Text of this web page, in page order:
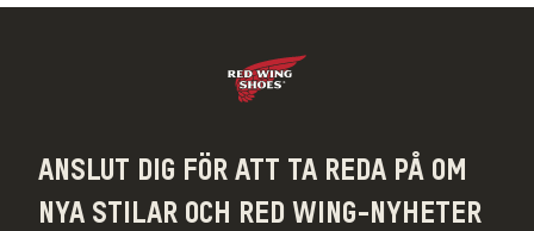
ANSLUT DIG FÖR ATT TA REDA PÅ OM
NYA STILAR OCH RED WING-NYHETER